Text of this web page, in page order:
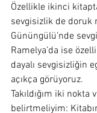
Özellikle ikinci
sevgisizlik de doruk
Gününgülü’nde
Ramelya’da ise
dayalı sevgisizliğin
açıkça görüyoruz.
Takıldığım iki nokta
belirtmeliyim: